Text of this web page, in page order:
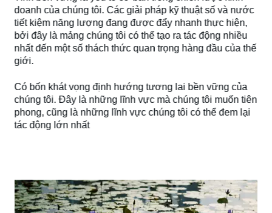
doanh của chúng tôi. Các giải pháp kỹ thuật số và nước
tiết kiệm năng lượng đang được đẩy nhanh thực hiện,
bởi đây là mảng chúng tôi có thể tạo ra tác động nhiều
nhất đến một số thách thức quan trọng hàng đầu của thế
giới.
Có bốn khát vọng định hướng tương lai bền vững của
chúng tôi. Đây là những lĩnh vực mà chúng tôi muốn tiên
phong, cũng là những lĩnh vực chúng tôi có thể đem lại
tác động lớn nhất